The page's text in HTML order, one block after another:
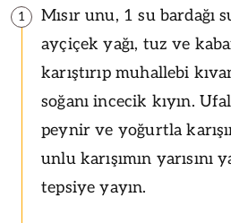
1
Mısır unu, 1 su bardağı
ayçiçek yağı, tuz ve
karıştırıp muhallebi
soğanı incecik kıyın.
peynir ve yoğurtla
unlu karışımın yarısını
tepsiye yayın.